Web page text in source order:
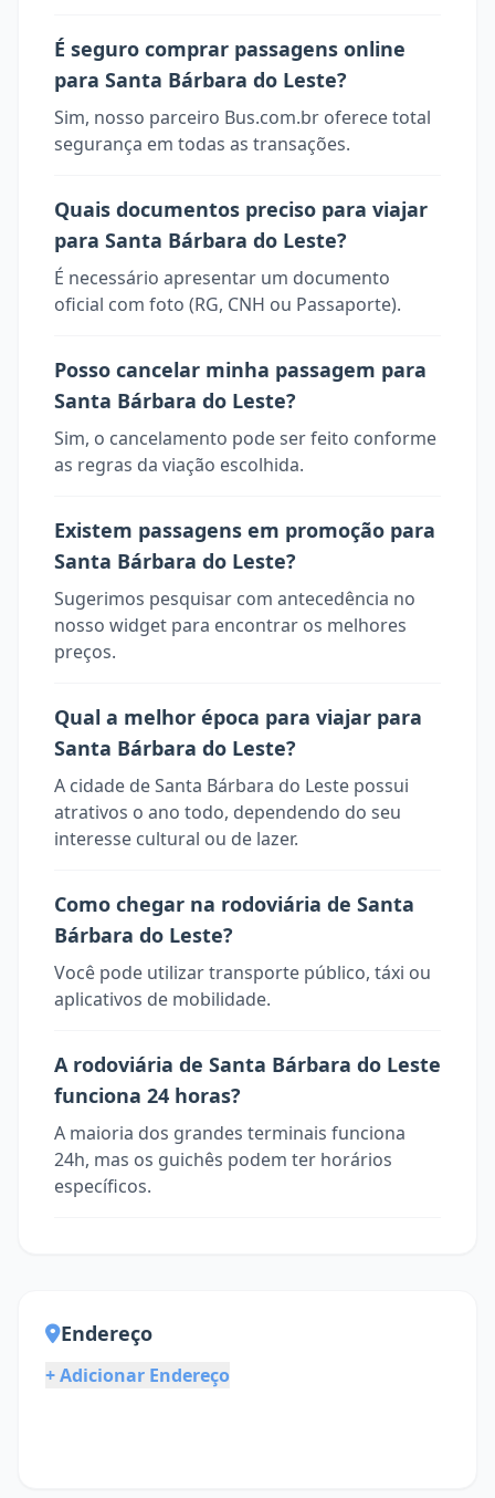
É seguro comprar passagens online
para Santa Bárbara do Leste?
Sim, nosso parceiro Bus.com.br oferece total
segurança em todas as transações.
Quais documentos preciso para viajar
para Santa Bárbara do Leste?
É necessário apresentar um documento
oficial com foto (RG, CNH ou Passaporte).
Posso cancelar minha passagem para
Santa Bárbara do Leste?
Sim, o cancelamento pode ser feito conforme
as regras da viação escolhida.
Existem passagens em promoção para
Santa Bárbara do Leste?
Sugerimos pesquisar com antecedência no
nosso widget para encontrar os melhores
preços.
Qual a melhor época para viajar para
Santa Bárbara do Leste?
A cidade de Santa Bárbara do Leste possui
atrativos o ano todo, dependendo do seu
interesse cultural ou de lazer.
Como chegar na rodoviária de Santa
Bárbara do Leste?
Você pode utilizar transporte público, táxi ou
aplicativos de mobilidade.
A rodoviária de Santa Bárbara do Leste
funciona 24 horas?
A maioria dos grandes terminais funciona
24h, mas os guichês podem ter horários
específicos.
Endereço
+ Adicionar Endereço